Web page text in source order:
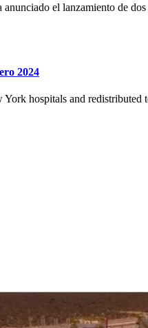
el lanzamiento de
2024
hospitals and redistributed